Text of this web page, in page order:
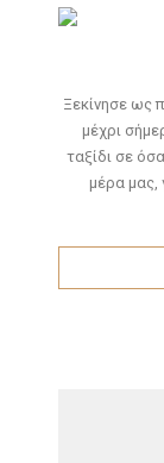
Ξεκίνησε ως
μέχρι
ταξίδι σε
μέρα μας,